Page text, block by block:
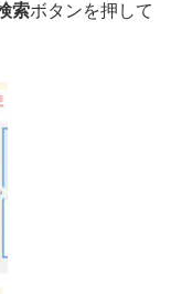
索ボタンを押して